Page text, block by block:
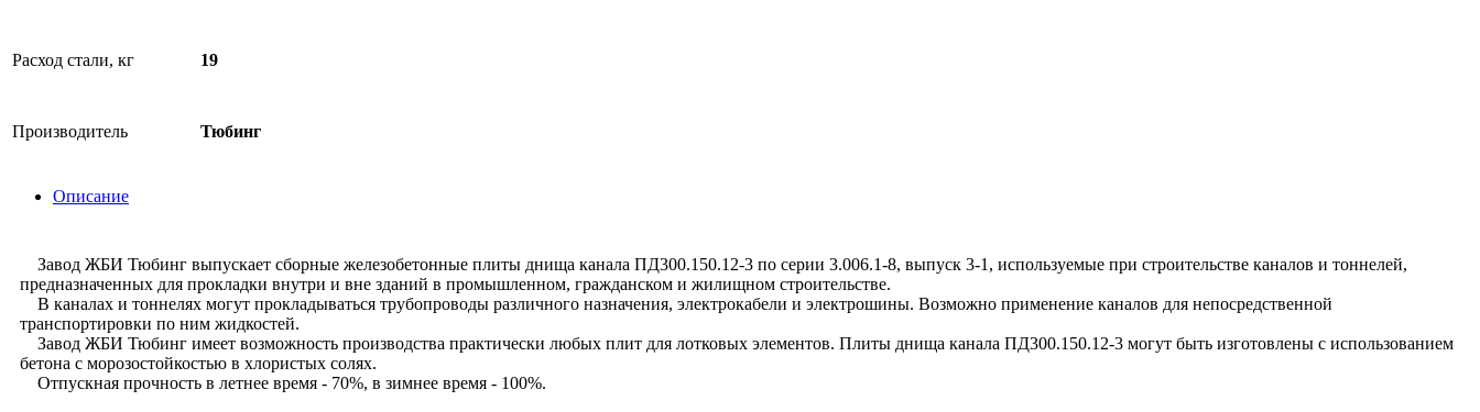
Расход стали, кг 19
Производитель Тюбинг
Описание
Завод ЖБИ Тюбинг выпускает сборные железобетонные плиты днища канала ПД300.150.12-3 по серии 3.006.1-8, выпуск 3-1, используемые при строительстве каналов и тоннелей,
предназначенных для прокладки внутри и вне зданий в промышленном, гражданском и жилищном строительстве.
В каналах и тоннелях могут прокладываться трубопроводы различного назначения, электрокабели и электрошины. Возможно применение каналов для непосредственной
транспортировки по ним жидкостей.
Завод ЖБИ Тюбинг имеет возможность производства практически любых плит для лотковых элементов. Плиты днища канала ПД300.150.12-3 могут быть изготовлены с использованием
бетона с морозостойкостью в хлористых солях.
Отпускная прочность в летнее время - 70%, в зимнее время - 100%.